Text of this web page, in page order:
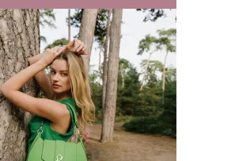
Frederic22 外拍
品牌视觉广告片插画时尚空间设
计网站